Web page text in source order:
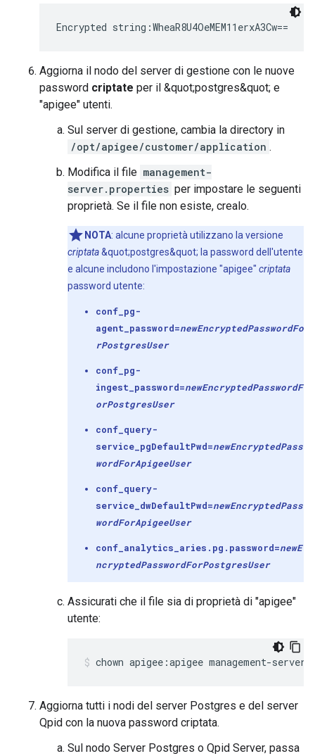
Encrypted string:WheaR8U4OeMEM11erxA3Cw==
Aggiorna il nodo del server di gestione con le nuove
password criptate per il &quot;postgres&quot; e
"apigee" utenti.
Sul server di gestione, cambia la directory in
/opt/apigee/customer/application .
Modifica il file management-
server.properties per impostare le seguenti
proprietà. Se il file non esiste, crealo.
NOTA: alcune proprietà utilizzano la versione
criptata&quot;postgres&quot; la password dell'utente
e alcune includono l'impostazione "apigee" criptata
password utente:
conf_pg-
agent_password=newEncryptedPasswordFo
rPostgresUser
conf_pg-
ingest_password=newEncryptedPasswordF
orPostgresUser
conf_query-
service_pgDefaultPwd=newEncryptedPass
wordForApigeeUser
conf_query-
service_dwDefaultPwd=newEncryptedPass
wordForApigeeUser
conf_analytics_aries.pg.password=newE
ncryptedPasswordForPostgresUser
Assicurati che il file sia di proprietà di "apigee"
utente:
chown apigee:apigee management-
Aggiorna tutti i nodi del server Postgres e del server
Qpid con la nuova password criptata.
Sul nodo Server Postgres o Qpid Server, passa